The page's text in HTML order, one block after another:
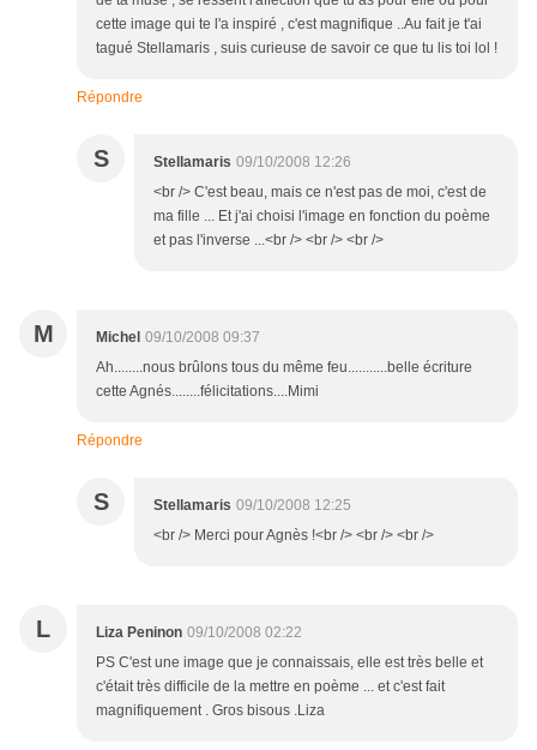
cette image qui te l'a inspiré , c'est magnifique ..Au fait je t'ai
tagué Stellamaris , suis curieuse de savoir ce que tu lis toi lol !
Répondre
S Stellamaris 09/10/2008 12:26
<br /> C'est beau, mais ce n'est pas de moi, c'est de
ma fille ... Et j'ai choisi l'image en fonction du poème
et pas l'inverse ...<br /> <br /> <br />
M Michel 09/10/2008 09:37
Ah........nous brûlons tous du même feu...........belle écriture
cette Agnés........félicitations....Mimi
Répondre
S Stellamaris 09/10/2008 12:25
<br /> Merci pour Agnès !<br /> <br /> <br />
L Liza Peninon 09/10/2008 02:22
PS C'est une image que je connaissais, elle est très belle et
c'était très difficile de la mettre en poème ... et c'est fait
magnifiquement . Gros bisous .Liza